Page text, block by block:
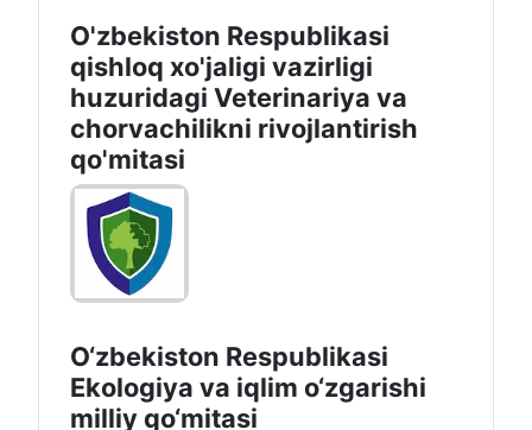
O'zbekiston Respublikasi
qishloq xo'jaligi vazirligi
huzuridagi Veterinariya va
chorvachilikni rivojlantirish
qo'mitasi
O‘zbekiston Respublikasi
Ekologiya va iqlim o‘zgarishi
milliy qo‘mitasi